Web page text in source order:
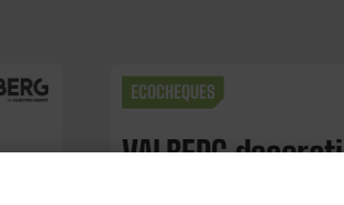
ECOCHEQUES
VALBERG